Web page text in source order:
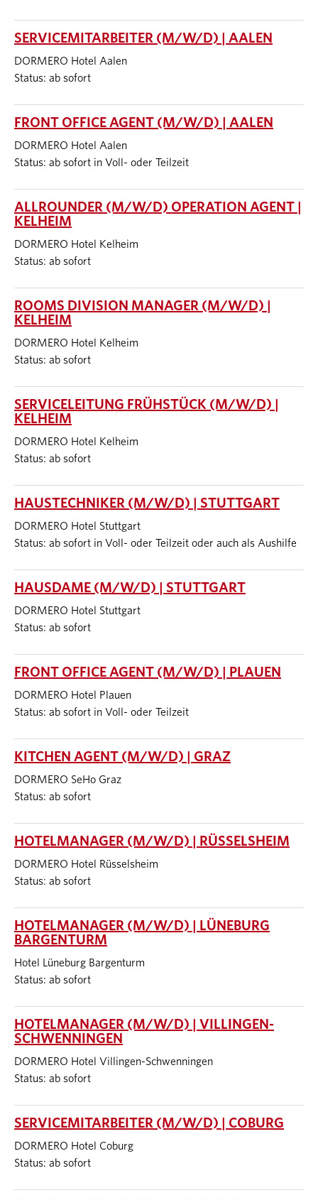
SERVICEMITARBEITER (M/W/D) | AALEN
DORMERO Hotel Aalen
Status: ab sofort
FRONT OFFICE AGENT (M/W/D) | AALEN
DORMERO Hotel Aalen
Status: ab sofort in Voll- oder Teilzeit
ALLROUNDER (M/W/D) OPERATION AGENT |
KELHEIM
DORMERO Hotel Kelheim
Status: ab sofort
ROOMS DIVISION MANAGER (M/W/D) |
KELHEIM
DORMERO Hotel Kelheim
Status: ab sofort
SERVICELEITUNG FRÜHSTÜCK (M/W/D) |
KELHEIM
DORMERO Hotel Kelheim
Status: ab sofort
HAUSTECHNIKER (M/W/D) | STUTTGART
DORMERO Hotel Stuttgart
Status: ab sofort in Voll- oder Teilzeit oder auch als Aushilfe
HAUSDAME (M/W/D) | STUTTGART
DORMERO Hotel Stuttgart
Status: ab sofort
FRONT OFFICE AGENT (M/W/D) | PLAUEN
DORMERO Hotel Plauen
Status: ab sofort in Voll- oder Teilzeit
KITCHEN AGENT (M/W/D) | GRAZ
DORMERO SeHo Graz
Status: ab sofort
HOTELMANAGER (M/W/D) | RÜSSELSHEIM
DORMERO Hotel Rüsselsheim
Status: ab sofort
HOTELMANAGER (M/W/D) | LÜNEBURG
BARGENTURM
Hotel Lüneburg Bargenturm
Status: ab sofort
HOTELMANAGER (M/W/D) | VILLINGEN-
SCHWENNINGEN
DORMERO Hotel Villingen-Schwenningen
Status: ab sofort
SERVICEMITARBEITER (M/W/D) | COBURG
DORMERO Hotel Coburg
Status: ab sofort